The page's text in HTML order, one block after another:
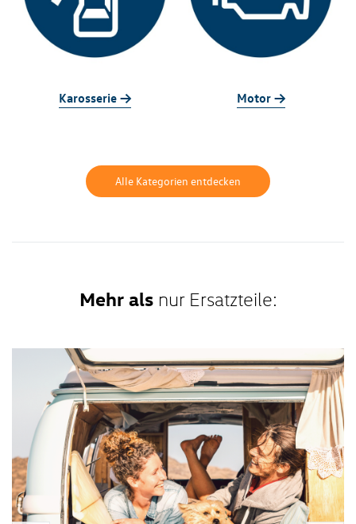
Karosserie -> Motor ->
Alle Kategorien entdecken
Mehr alsnur Ersatzteile: